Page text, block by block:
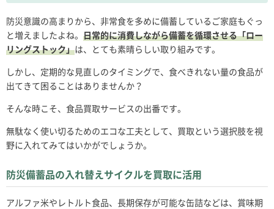
防災意識の高まりから、非常食を多めに備蓄しているご家庭もぐっ
と増えましたよね。 日常的に消費しながら備蓄を循環させる「ロー
リングストック」は、とても素晴らしい取り組みです。
しかし、定期的な見直しのタイミングで、食べきれない量の食品が
出てきて困ることはありませんか？
そんな時こそ、食品買取サービスの出番です。
無駄なく使い切るためのエコな工夫として、買取という選択肢を視
野に入れてみてはいかがでしょうか。
防災備蓄品の入れ替えサイクルを買取に活用
アルファ米やレトルト食品、長期保存が可能な缶詰などは、賞味期